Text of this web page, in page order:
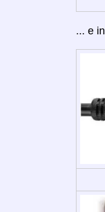
... e in